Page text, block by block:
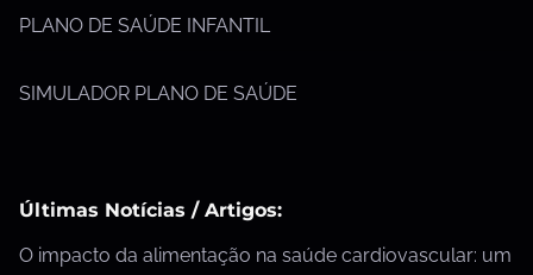
PLANO DE SAÚDE INFANTIL
SIMULADOR PLANO DE SAÚDE
Últimas Notícias / Artigos:
O impacto da alimentação na saúde cardiovascular: um